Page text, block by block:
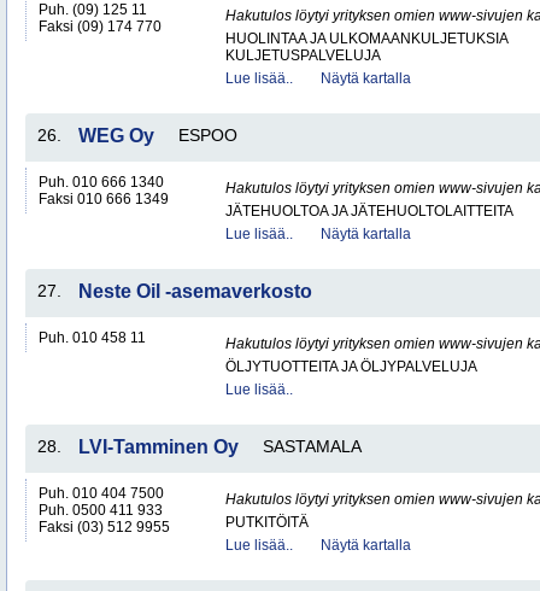
Puh. (09) 125 11
Faksi (09) 174 770
Hakutulos löytyi yrityksen omien www-sivujen
HUOLINTAA JA ULKOMAANKULJETUKSIA
KULJETUSPALVELUJA
Lue lisää..
Näytä kartalla
26. WEG Oy ESPOO
Puh. 010 666 1340
Faksi 010 666 1349
Hakutulos löytyi yrityksen omien www-sivujen
JÄTEHUOLTOA JA JÄTEHUOLTOLAITTEITA
Lue lisää..
Näytä kartalla
27. Neste Oil -asemaverkosto
Puh. 010 458 11
Hakutulos löytyi yrityksen omien www-sivujen
ÖLJYTUOTTEITA JA ÖLJYPALVELUJA
Lue lisää..
28. LVI-Tamminen Oy SASTAMALA
Puh. 010 404 7500
Puh. 0500 411 933
Faksi (03) 512 9955
Hakutulos löytyi yrityksen omien www-sivujen
PUTKITÖITÄ
Lue lisää..
Näytä kartalla